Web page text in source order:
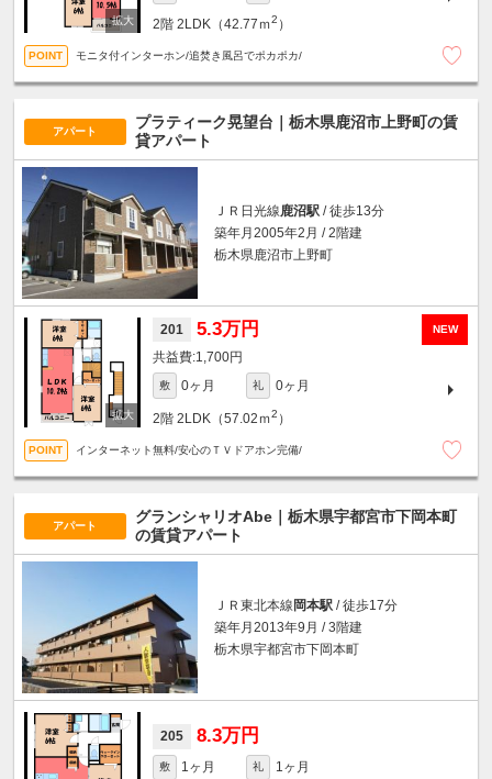
2階 2LDK（42.77ｍ2 ）
モニタ付インターホン/追焚き風呂でポカポカ/
アパート
プラティーク晃望台｜栃木県鹿沼市上野町の賃
貸アパート
ＪＲ日光線鹿沼駅 / 徒歩13分
築年月2005年2月 / 2階建
栃木県鹿沼市上野町
NEW
201 5.3万円
1,700円
敷 0ヶ月 礼 0ヶ月
2階 2LDK（57.02ｍ2 ）
インターネット無料/安心のＴＶドアホン完備/
アパート
グランシャリオAbe｜栃木県宇都宮市下岡本町
の賃貸アパート
ＪＲ東北本線 岡本駅 / 徒歩17分
築年月2013年9月 / 3階建
栃木県宇都宮市下岡本町
205 8.3万円
敷 1ヶ月 礼 1ヶ月